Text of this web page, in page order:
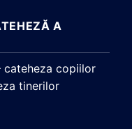
A
cateheza copiilor
tinerilor